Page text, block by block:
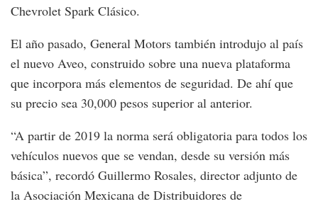
Chevrolet Spark Clásico.
El año pasado, General Motors también introdujo al país
el nuevo Aveo, construido sobre una nueva plataforma
que incorpora más elementos de seguridad. De ahí que
su precio sea 30,000 pesos superior al anterior.
“A partir de 2019 la norma será obligatoria para todos los
vehículos nuevos que se vendan, desde su versión más
básica”, recordó Guillermo Rosales, director adjunto de
la Asociación Mexicana de Distribuidores de